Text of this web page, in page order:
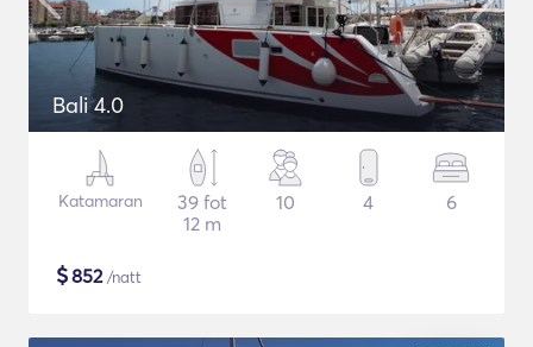
Bali 4.0
Katamaran
39 fot
12 m
10 4 6
$852/natt